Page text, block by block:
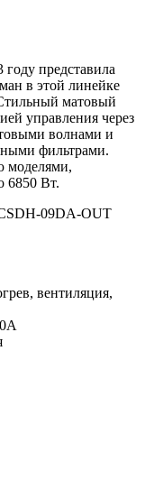
представила
в этой линейке
матовый
управления через
волнами и
фильтрами.
моделями,
6850 Вт.
09DA-OUT
вентиляция,